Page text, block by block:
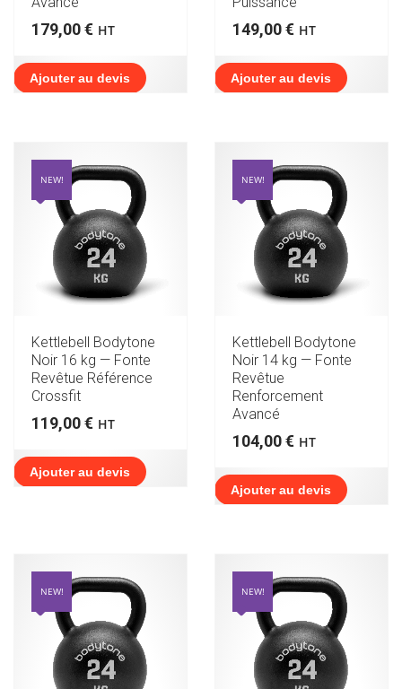
179,00€ HT
Ajouter au devis
149,00€ HT
Ajouter au devis
NEW!
Kettlebell Bodytone
Noir 16 kg — Fonte
Revêtue Référence
Crossfit
119,00€ HT
Ajouter au devis
NEW!
Kettlebell Bodytone
Noir 14 kg — Fonte
Revêtue
Renforcement
Avancé
104,00€ HT
Ajouter au devis
NEW! NEW!